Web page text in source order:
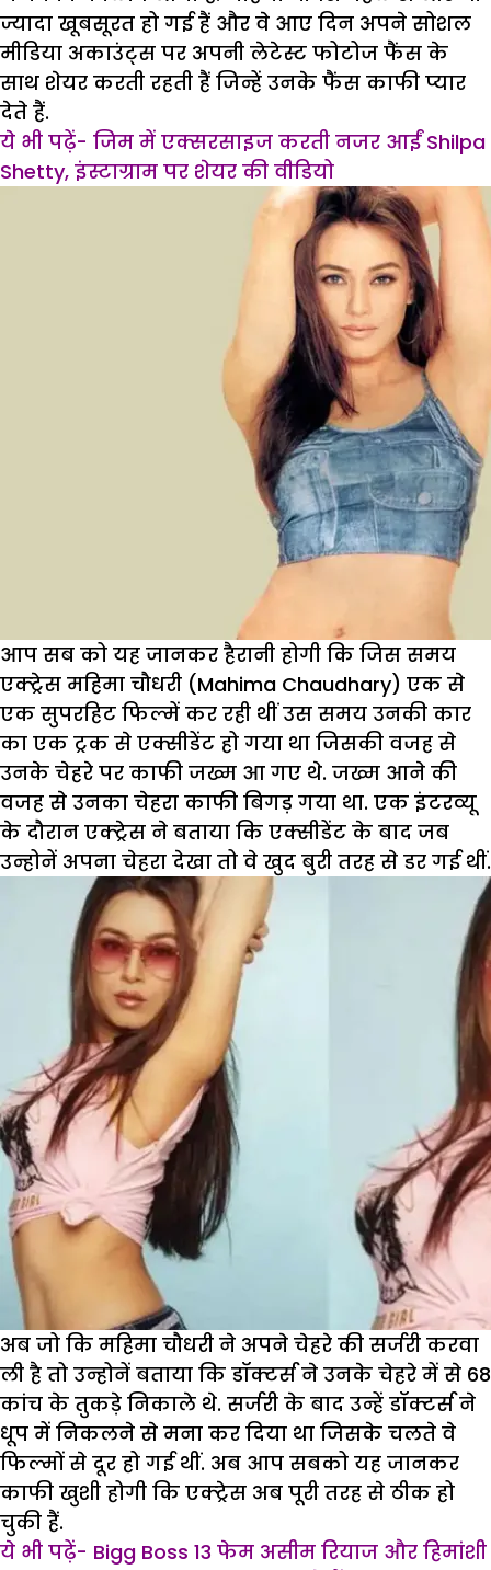
ज्यादा खूबसूरत हो गई हैं और वे आए दिन अपने सोशल
मीडिया अकाउंट्स पर अपनी लेटेस्ट फोटोज फैंस के
साथ शेयर करती रहती हैं जिन्हें उनके फैंस काफी प्यार
देते हैं.
ये भी पढ़ें- जिम में एक्सरसाइज करती नजर आईं Shilpa
Shetty, इंस्टाग्राम पर शेयर की वीडियो
आप सब को यह जानकर हैरानी होगी कि जिस समय
एक्ट्रेस महिमा चौधरी (Mahima Chaudhary) एक से
एक सुपरहिट फिल्में कर रही थीं उस समय उनकी कार
का एक ट्रक से एक्सीडेंट हो गया था जिसकी वजह से
उनके चेहरे पर काफी जख्म आ गए थे. जख्म आने की
वजह से उनका चेहरा काफी बिगड़ गया था. एक इंटरव्यू
के दौरान एक्ट्रेस ने बताया कि एक्सीडेंट के बाद जब
उन्होनें अपना चेहरा देखा तो वे खुद बुरी तरह से डर गई थीं.
अब जो कि महिमा चौधरी ने अपने चेहरे की सर्जरी करवा
ली है तो उन्होनें बताया कि डॉक्टर्स ने उनके चेहरे में से 68
कांच के तुकड़े निकाले थे. सर्जरी के बाद उन्हें डॉक्टर्स ने
धूप में निकलने से मना कर दिया था जिसके चलते वे
फिल्मों से दूर हो गई थीं. अब आप सबको यह जानकर
काफी खुशी होगी कि एक्ट्रेस अब पूरी तरह से ठीक हो
चुकी हैं.
ये भी पढ़ें- Bigg Boss 13 फेम असीम रियाज और हिमांशी